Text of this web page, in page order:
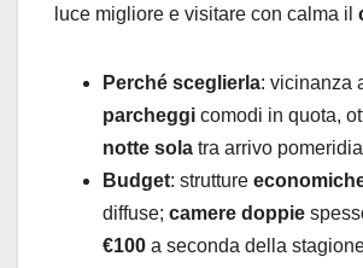
luce migliore e visitare con calma il
Perché sceglierla: vicinanza
parcheggi comodi in quota,
notte sola tra arrivo
Budget: strutture
diffuse; camere doppie
€100 a seconda della